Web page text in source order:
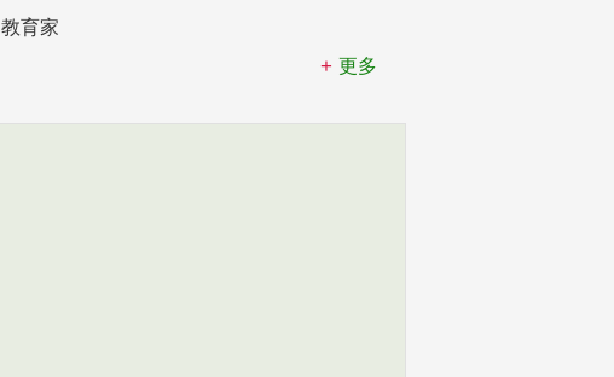
教育家
更多